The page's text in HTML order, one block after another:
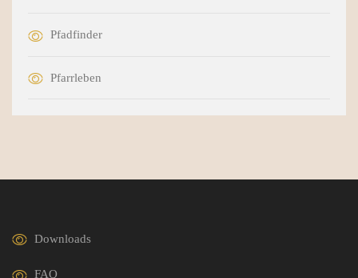
Pfadfinder
Pfarrleben
Downloads
FAQ